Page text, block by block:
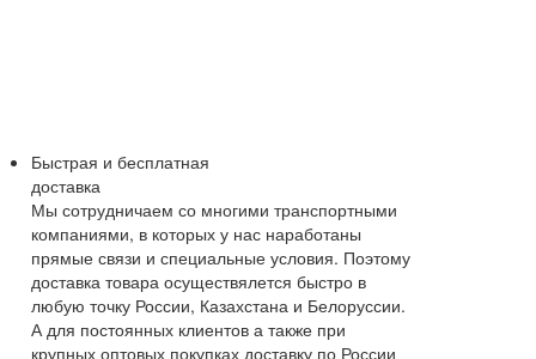
Быстрая и бесплатная
доставка
Мы сотрудничаем со многими транспортными
компаниями, в которых у нас наработаны
прямые связи и специальные условия. Поэтому
доставка товара осуществялется быстро в
любую точку России, Казахстана и Белоруссии.
А для постоянных клиентов а также при
крупных оптовых покупках доставку по России